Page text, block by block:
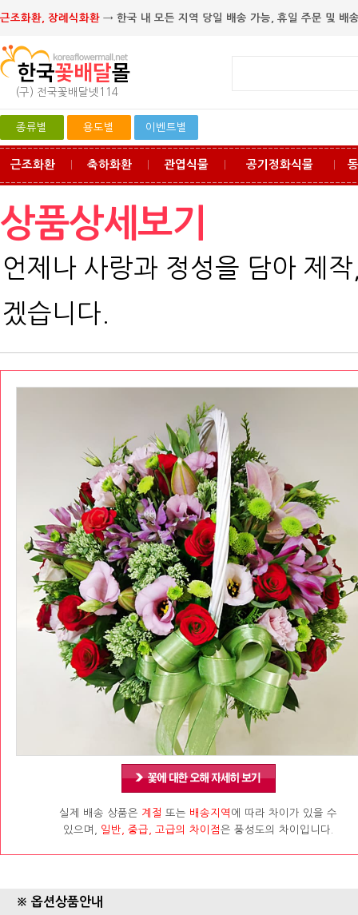
근조화환, 장례식화환 → 한국 내 모든 지역 당일 배송 가능, 휴일 주문 및 배
(구) 전국꽃배달넷114
종류별 용도별 이벤트별
근조화환 축하화환 관엽식물 공기정화식물
상품상세보기
언제나 사랑과 정성을 담아 제
겠습니다.
실제 배송 상품은 계절 또는 배송지역 에 따라 차이가 있을 수
있으며, 일반, 중급, 고급의 차이점은 풍성도의 차이입니다.
※ 옵션상품안내